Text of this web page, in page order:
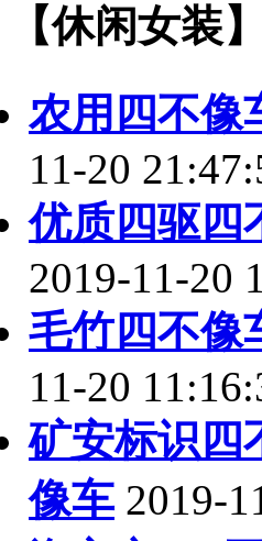
【休闲女装
农用四不像
11-20
优质四驱四
2019-11-20
毛竹四不像
11-20
矿安标识四
像车 2019-